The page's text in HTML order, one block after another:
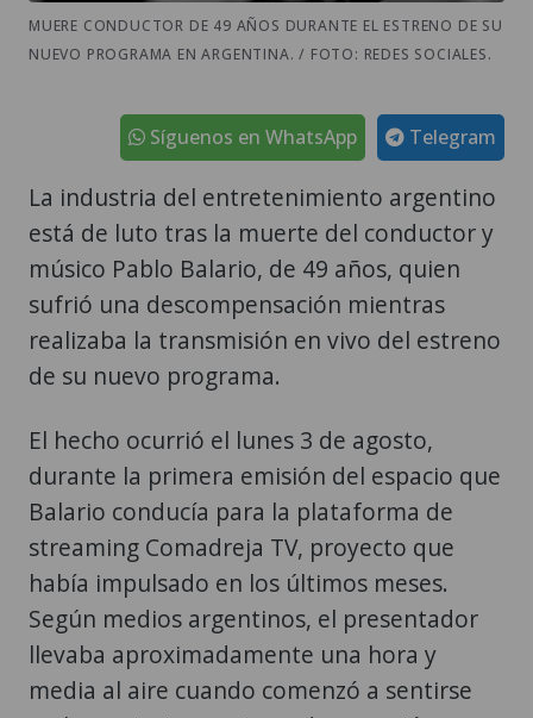
MUERE CONDUCTOR DE 49 AÑOS DURANTE EL ESTRENO DE SU
NUEVO PROGRAMA EN ARGENTINA. / FOTO: REDES SOCIALES.
Telegram
Síguenos en WhatsApp
La industria del entretenimiento argentino
está de luto tras la muerte del conductor y
músico Pablo Balario, de 49 años, quien
sufrió una descompensación mientras
realizaba la transmisión en vivo del estreno
de su nuevo programa.
El hecho ocurrió el lunes 3 de agosto,
durante la primera emisión del espacio que
Balario conducía para la plataforma de
streaming Comadreja TV, proyecto que
había impulsado en los últimos meses.
Según medios argentinos, el presentador
llevaba aproximadamente una hora y
media al aire cuando comenzó a sentirse